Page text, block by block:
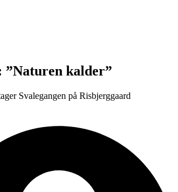
kalder”
Svalegangen på Risbjerggaard